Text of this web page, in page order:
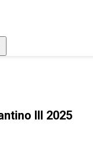
III 2025